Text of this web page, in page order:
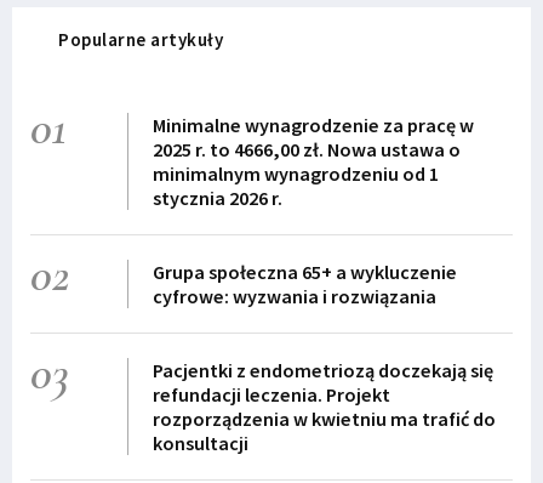
Popularne artykuły
01
Minimalne wynagrodzenie za pracę w
2025 r. to 4666,00 zł. Nowa ustawa o
minimalnym wynagrodzeniu od 1
stycznia 2026 r.
02
Grupa społeczna 65+ a wykluczenie
cyfrowe: wyzwania i rozwiązania
03
Pacjentki z endometriozą doczekają się
refundacji leczenia. Projekt
rozporządzenia w kwietniu ma trafić do
konsultacji